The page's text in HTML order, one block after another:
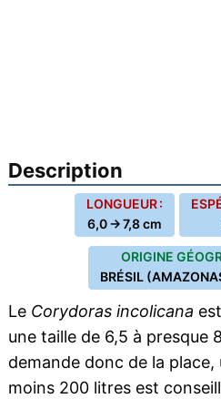
Description
LONGUEUR :
6,0 → 7,8 cm
ORIGINE
BRÉSIL
Le Corydoras incolicana
une taille de 6,5 à presque
demande donc de la place,
moins 200 litres est